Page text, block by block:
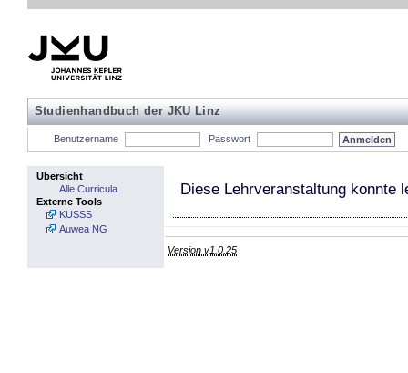
Studienhandbuch der JKU Linz
Benutzername Passwort
Übersicht
Alle Curricula
Externe Tools
KUSSS
Auwea NG
Diese Lehrveranstaltung konnte
Version v1.0.25